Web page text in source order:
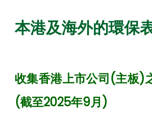
本港及海外的環保
收集香港上市公司(主板)
(截至2025年9月)